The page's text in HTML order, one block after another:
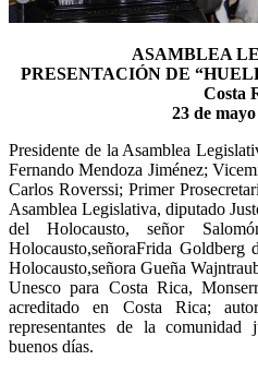
ASAMBLEA
PRESENTACIÓN DE
Costa
23 de
Presidente de la Asamblea
Fernando Mendoza Jiménez;
Carlos Roverssi; Primer
Asamblea Legislativa, diputado
del Holocausto, señor
Holocausto,señoraFrida Goldberg
Holocausto,señora Gueña
Unesco para Costa Rica,
acreditado en Costa Rica;
representantes de la
buenos días.